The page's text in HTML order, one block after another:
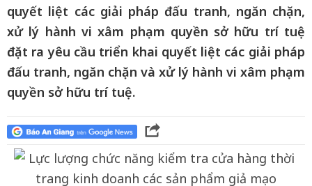
quyết liệt các giải pháp đấu tranh, ngăn chặn,
xử lý hành vi xâm phạm quyền sở hữu trí tuệ
đặt ra yêu cầu triển khai quyết liệt các giải pháp
đấu tranh, ngăn chặn và xử lý hành vi xâm phạm
quyền sở hữu trí tuệ.